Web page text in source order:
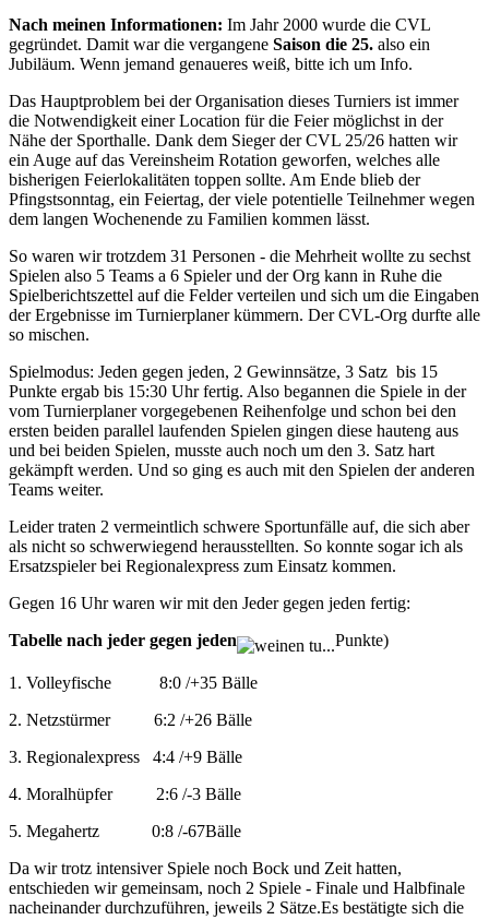
Nach meinen Informationen: Im Jahr 2000 wurde die CVL
gegründet. Damit war die vergangene Saison die 25. also ein
Jubiläum. Wenn jemand genaueres weiß, bitte ich um Info.
Das Hauptproblem bei der Organisation dieses Turniers ist immer
die Notwendigkeit einer Location für die Feier möglichst in der
Nähe der Sporthalle. Dank dem Sieger der CVL 25/26 hatten wir
ein Auge auf das Vereinsheim Rotation geworfen, welches alle
bisherigen Feierlokalitäten toppen sollte. Am Ende blieb der
Pfingstsonntag, ein Feiertag, der viele potentielle Teilnehmer wegen
dem langen Wochenende zu Familien kommen lässt.
So waren wir trotzdem 31 Personen - die Mehrheit wollte zu sechst
Spielen also 5 Teams a 6 Spieler und der Org kann in Ruhe die
Spielberichtszettel auf die Felder verteilen und sich um die Eingaben
der Ergebnisse im Turnierplaner kümmern. Der CVL-Org durfte alle
so mischen.
Spielmodus: Jeden gegen jeden, 2 Gewinnsätze, 3 Satz bis 15
Punkte ergab bis 15:30 Uhr fertig. Also begannen die Spiele in der
vom Turnierplaner vorgegebenen Reihenfolge und schon bei den
ersten beiden parallel laufenden Spielen gingen diese hauteng aus
und bei beiden Spielen, musste auch noch um den 3. Satz hart
gekämpft werden. Und so ging es auch mit den Spielen der anderen
Teams weiter.
Leider traten 2 vermeintlich schwere Sportunfälle auf, die sich aber
als nicht so schwerwiegend herausstellten. So konnte sogar ich als
Ersatzspieler bei Regionalexpress zum Einsatz kommen.
Gegen 16 Uhr waren wir mit den Jeder gegen jeden fertig:
Tabelle nach jeder gegen jeden
Punkte)
1. Volleyfische 8:0 /+35 Bälle
2. Netzstürmer 6:2 /+26 Bälle
3. Regionalexpress 4:4 /+9 Bälle
4. Moralhüpfer 2:6 /-3 Bälle
5. Megahertz 0:8 /-67Bälle
Da wir trotz intensiver Spiele noch Bock und Zeit hatten,
entschieden wir gemeinsam, noch 2 Spiele - Finale und Halbfinale
nacheinander durchzuführen, jeweils 2 Sätze.Es bestätigte sich die